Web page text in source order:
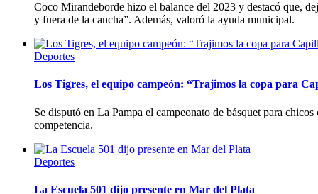
Coco Mirandeborde hizo el balance del 2023 y destacó que,
y fuera de la cancha”. Además, valoró la ayuda municipal.
Deportes
Los Tigres, el equipo campeón: “Trajimos la copa para
Se disputó en La Pampa el campeonato de básquet para
competencia.
Deportes
La Escuela 501 dijo presente en Mar del Plata